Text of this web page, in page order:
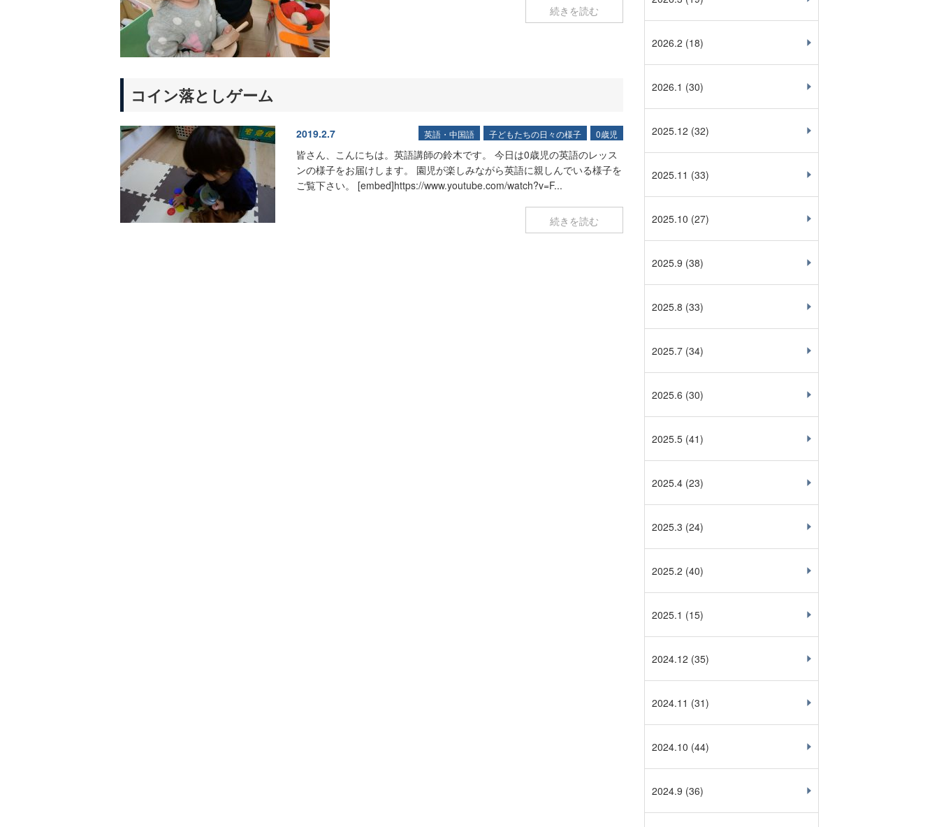
続きを読む
コイン落としゲーム
2019.2.7 0歳児
子どもたちの日々の様子
英語・中国語
皆さん、こんにちは。英語講師の鈴木です。 今日は0歳児の英語のレッス
ンの様子をお届けします。 園児が楽しみながら英語に親しんでいる様子を
ご覧下さい。 [embed]https://www.youtube.com/watch?v=F...
続きを読む
2026.2 (18)
2026.1 (30)
2025.12 (32)
2025.11 (33)
2025.10 (27)
2025.9 (38)
2025.8 (33)
2025.7 (34)
2025.6 (30)
2025.5 (41)
2025.4 (23)
2025.3 (24)
2025.2 (40)
2025.1 (15)
2024.12 (35)
2024.11 (31)
2024.10 (44)
2024.9 (36)